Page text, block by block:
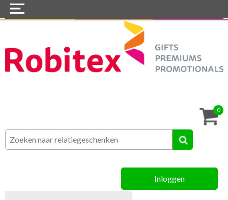
0
Inloggen
Webshops
Textiel